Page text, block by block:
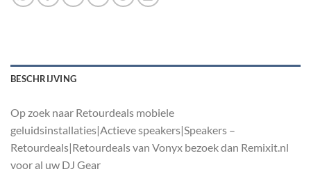
BESCHRIJVING
Op zoek naar Retourdeals mobiele
geluidsinstallaties|Actieve speakers|Speakers –
Retourdeals|Retourdeals van Vonyx bezoek dan Remixit.nl
voor al uw DJ Gear